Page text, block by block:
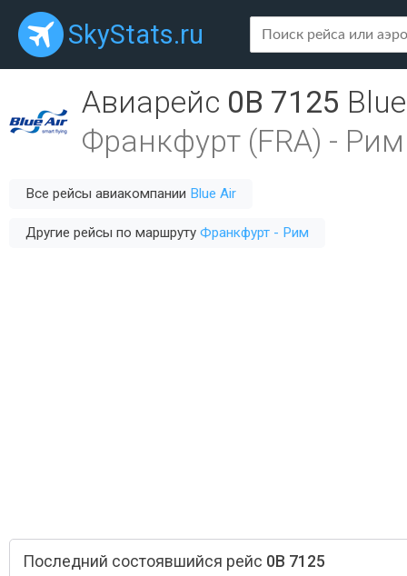
SkyStats.ru
Авиарейс 0B 7125
Франкфурт (FRA) - Рим
Все рейсы авиакомпании Blue Air
Другие рейсы по маршруту Франкфурт - Рим
Последний состоявшийся рейс 0B 7125